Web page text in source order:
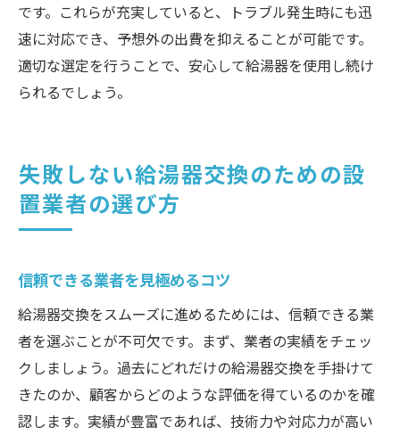
です。これらが充実していると、トラブル発生時にも迅
速に対応でき、予想外の出費を抑えることが可能です。
適切な選定を行うことで、安心して給湯器を使用し続け
られるでしょう。
失敗しない給湯器交換のための設
置業者の選び方
信頼できる業者を見極めるコツ
給湯器交換をスムーズに進めるためには、信頼できる業
者を選ぶことが不可欠です。まず、業者の実績をチェッ
クしましょう。過去にどれだけの給湯器交換を手掛けて
きたのか、顧客からどのような評価を得ているのかを確
認します。実績が豊富であれば、技術力や対応力が高い